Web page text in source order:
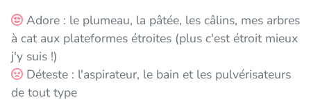
Adore : le plumeau, la pâtée, les câlins, mes arbres
à cat aux plateformes étroites (plus c'est étroit mieux
j'y suis !)
Déteste : l'aspirateur, le bain et les pulvérisateurs
de tout type